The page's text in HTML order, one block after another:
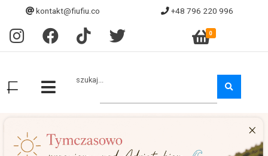
kontakt@fiufiu.co +48 796 220 996
0
szukaj...